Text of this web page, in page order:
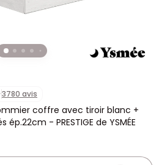
3780 avis
coffre avec tiroir blanc +
- PRESTIGE de YSMÉE